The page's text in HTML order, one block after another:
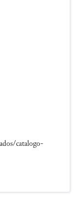
catalogo-